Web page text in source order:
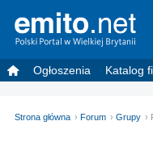
Ogłoszenia Katalog
Strona główna Forum Grupy